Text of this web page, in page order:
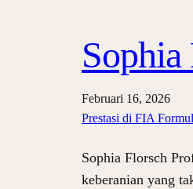
Februari 16, 2026
Prestasi di FIA
Sophia Florsch
keberanian yang